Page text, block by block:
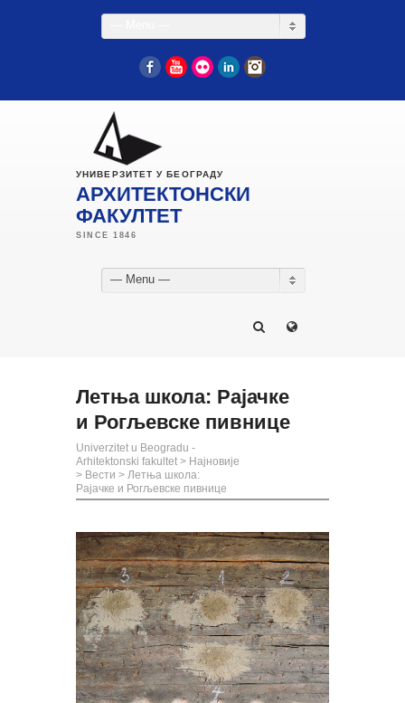
FacebookYouTube
Flickr LinkedIn
УНИВЕРЗИТЕТ У БЕОГРАДУ
АРХИТЕКТОНСКИ
ФАКУЛТЕТ
— Menu —
Летња школа: Рајачке
и Рогљевске пивнице
Univerzitet u Beogradu -
Arhitektonski fakultet > Најновије
> Вести > Летња школа:
Рајачке и Рогљевске пивнице